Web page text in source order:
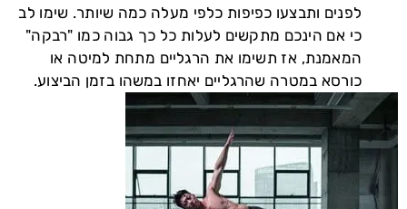
לפנים ותבצעו כפיפות כלפי מעלה כמה שיותר. שימו לב
כי אם הינכם מתקשים לעלות כל כך גבוה כמו "רבקה"
המאמנת, אז תשימו את הרגליים מתחת למיטה או
כורסא במטרה שהרגליים יאחזו במשהו בזמן הביצוע.